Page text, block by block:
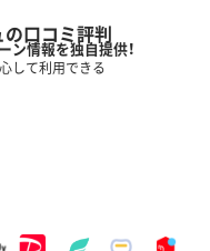
口コミ評判
ン情報を独自提供！
して利用できる